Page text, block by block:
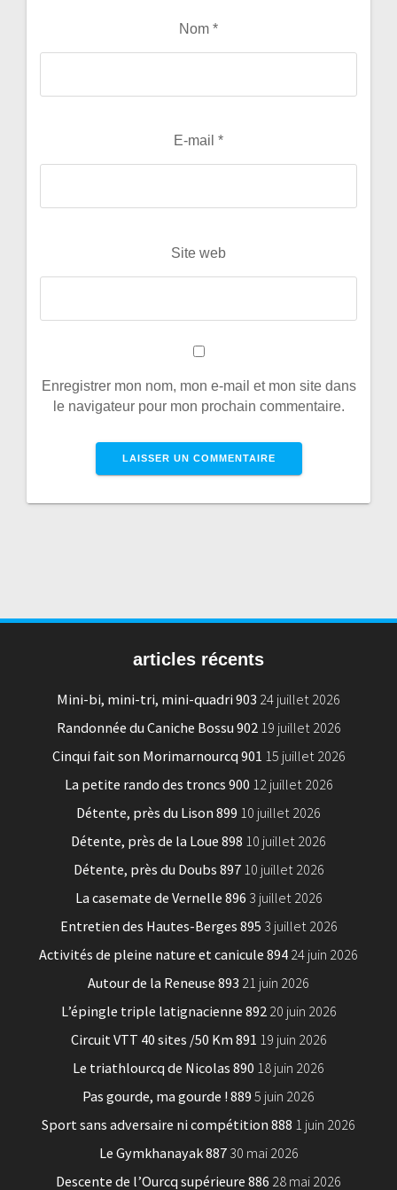
Nom *
E-mail *
Site web
Enregistrer mon nom, mon e-mail et mon site dans
le navigateur pour mon prochain commentaire.
articles récents
Mini-bi, mini-tri, mini-quadri 903 24 juillet 2026
Randonnée du Caniche Bossu 902 19 juillet 2026
Cinqui fait son Morimarnourcq 901 15 juillet 2026
La petite rando des troncs 900 12 juillet 2026
Détente, près du Lison 899 10 juillet 2026
Détente, près de la Loue 898 10 juillet 2026
Détente, près du Doubs 897 10 juillet 2026
La casemate de Vernelle 896 3 juillet 2026
Entretien des Hautes-Berges 895 3 juillet 2026
Activités de pleine nature et canicule 894 24 juin 2026
Autour de la Reneuse 893 21 juin 2026
L’épingle triple latignacienne 892 20 juin 2026
Circuit VTT 40 sites /50 Km 891 19 juin 2026
Le triathlourcq de Nicolas 890 18 juin 2026
Pas gourde, ma gourde ! 889 5 juin 2026
Sport sans adversaire ni compétition 888 1 juin 2026
Le Gymkhanayak 887 30 mai 2026
Descente de l’Ourcq supérieure 886 28 mai 2026